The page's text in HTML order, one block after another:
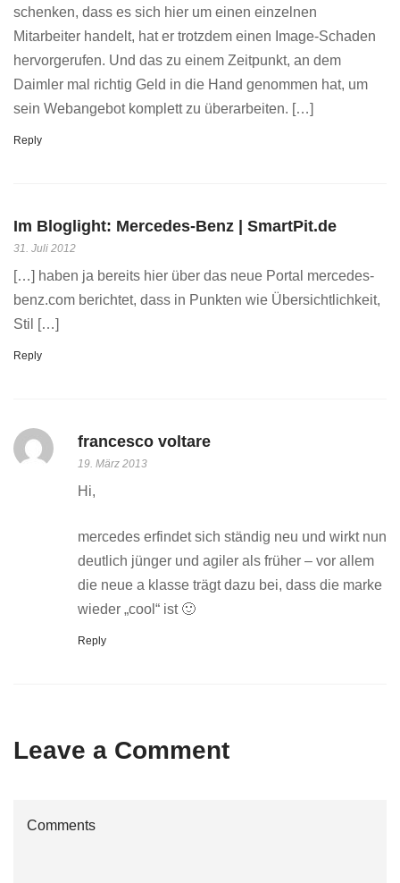
schenken, dass es sich hier um einen einzelnen
Mitarbeiter handelt, hat er trotzdem einen Image-Schaden
hervorgerufen. Und das zu einem Zeitpunkt, an dem
Daimler mal richtig Geld in die Hand genommen hat, um
sein Webangebot komplett zu überarbeiten. […]
Reply
Im Bloglight: Mercedes-Benz | SmartPit.de
31. Juli 2012
[…] haben ja bereits hier über das neue Portal mercedes-
benz.com berichtet, dass in Punkten wie Übersichtlichkeit,
Stil […]
Reply
francesco voltare
19. März 2013
Hi,
mercedes erfindet sich ständig neu und wirkt nun
deutlich jünger und agiler als früher – vor allem
die neue a klasse trägt dazu bei, dass die marke
wieder „cool“ ist 🙂
Reply
Leave a Comment